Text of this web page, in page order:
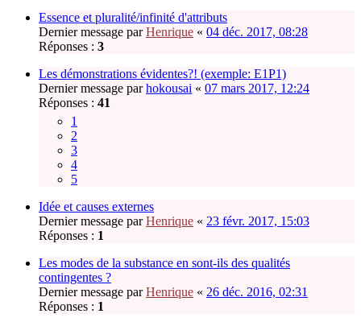
Essence et pluralité/infinité d'attributs
Dernier message parHenrique « 04 déc. 2017, 08:28
Réponses : 3
Les démonstrations évidentes?! (exemple: E1P1)
Dernier message parhokousai « 07 mars 2017, 12:24
Réponses : 41
1
2
3
4
5
Idée et causes externes
Dernier message parHenrique « 23 févr. 2017, 15:03
Réponses : 1
Les modes de la substance en sont-ils des qualités
contingentes ?
Dernier message parHenrique « 26 déc. 2016, 02:31
Réponses : 1